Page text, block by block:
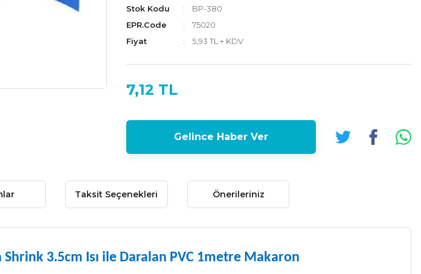
Stok Kodu
BP-380
EPR.Code
75020
Fiyat
5,93 TL + KDV
7,12 TL
Gelince Haber Ver
Taksit Seçenekleri Önerileriniz
Shrink 3.5cm Isı ile Daralan PVC 1metre Makaron